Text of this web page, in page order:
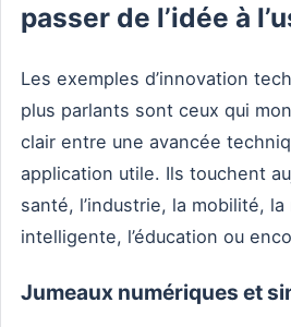
passer de l’idée à
Les exemples d’innovation
plus parlants sont ceux qui
clair entre une avancée
application utile. Ils touchent
santé, l’industrie, la mobilité, la
intelligente, l’éducation ou
Jumeaux numériques et